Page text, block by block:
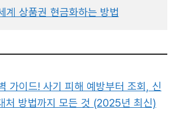
계 상품권 현금화하는 방법
가이드! 사기 피해 예방부터 조회, 신
처 방법까지 모든 것 (2025년 최신)